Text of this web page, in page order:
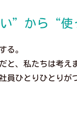
い”から“使
る。
と、私たちは考え
員ひとりひとり